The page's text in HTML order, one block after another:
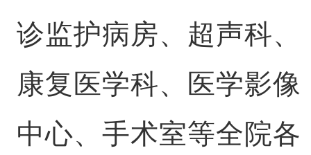
诊监护病房、超声科、
康复医学科、医学影像
中心、手术室等全院各